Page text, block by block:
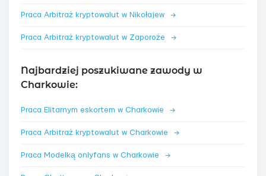
Praca Arbitraż kryptowalut w Nikołajew →
Praca Arbitraż kryptowalut w Zaporoże →
Najbardziej poszukiwane zawody w
Charkowie:
Praca Elitarnym eskortem w Charkowie →
Praca Arbitraż kryptowalut w Charkowie →
Praca Modelką onlyfans w Charkowie →